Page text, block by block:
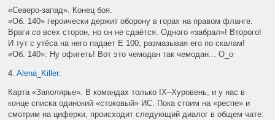
«Северо-запад». Конец боя.
«Об. 140» героически держит оборону в горах на правом фланге.
Враги со всех сторон, но он не сдаётся. Одного «забрал»! Второго!
И тут с утёса на него падает Е 100, размазывая его по скалам!
«Об. 140»: Ну офигеть! Вот это чемодан так чемодан... О_о
4.Alena_Killer:
Карта «Заполярье». В командах только IX–Xуровень, и у нас в
конце списка одинокий «стоковый» ИС. Пока стоим на «респе» и
смотрим на циферки, происходит следующий диалог в общем чате: